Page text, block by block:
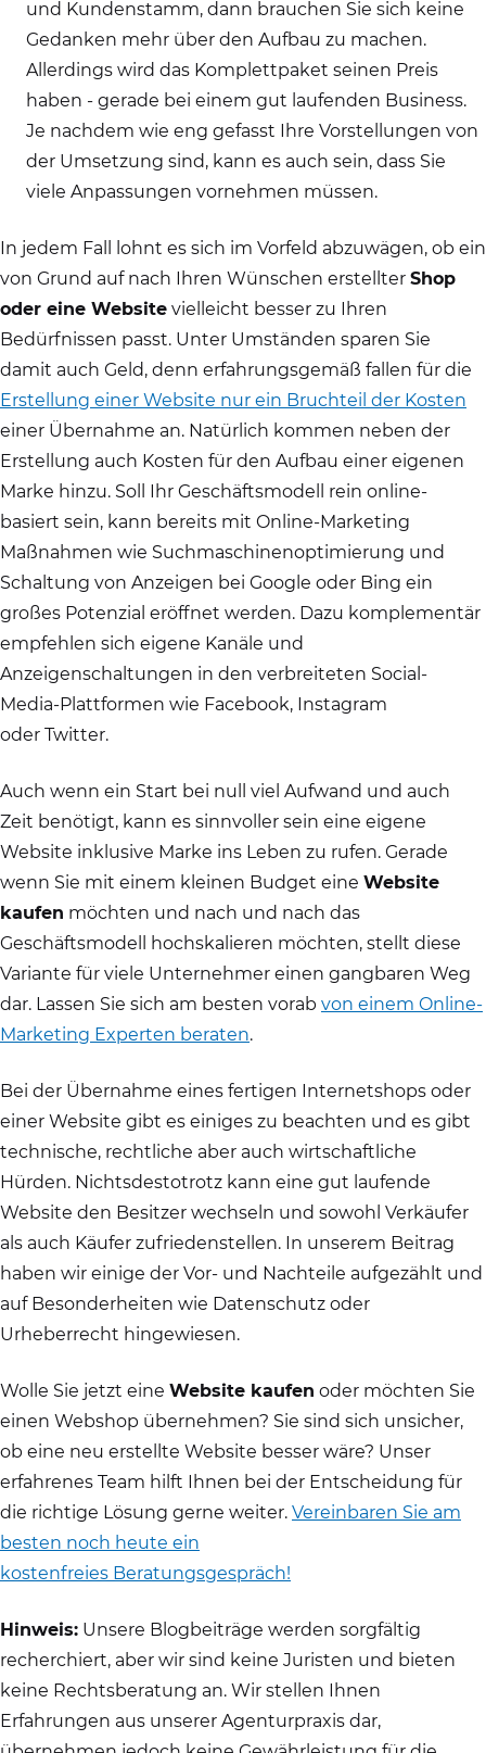
und Kundenstamm, dann brauchen Sie sich keine
Gedanken mehr über den Aufbau zu machen.
Allerdings wird das Komplettpaket seinen Preis
haben - gerade bei einem gut laufenden Business.
Je nachdem wie eng gefasst Ihre Vorstellungen von
der Umsetzung sind, kann es auch sein, dass Sie
viele Anpassungen vornehmen müssen.
In jedem Fall lohnt es sich im Vorfeld abzuwägen, ob ein
von Grund auf nach Ihren Wünschen erstellter Shop
oder eine Website vielleicht besser zu Ihren
Bedürfnissen passt. Unter Umständen sparen Sie
damit auch Geld, denn erfahrungsgemäß fallen für die
Erstellung einer Website nur ein Bruchteil der Kosten
einer Übernahme an. Natürlich kommen neben der
Erstellung auch Kosten für den Aufbau einer eigenen
Marke hinzu. Soll Ihr Geschäftsmodell rein online-
basiert sein, kann bereits mit Online-Marketing
Maßnahmen wie Suchmaschinenoptimierung und
Schaltung von Anzeigen bei Google oder Bing ein
großes Potenzial eröffnet werden. Dazu komplementär
empfehlen sich eigene Kanäle und
Anzeigenschaltungen in den verbreiteten Social-
Media-Plattformen wie Facebook, Instagram
oder Twitter.
Auch wenn ein Start bei null viel Aufwand und auch
Zeit benötigt, kann es sinnvoller sein eine eigene
Website inklusive Marke ins Leben zu rufen. Gerade
wenn Sie mit einem kleinen Budget eine Website
kaufen möchten und nach und nach das
Geschäftsmodell hochskalieren möchten, stellt diese
Variante für viele Unternehmer einen gangbaren Weg
dar. Lassen Sie sich am besten vorab von einem Online-
Marketing Experten beraten.
Bei der Übernahme eines fertigen Internetshops oder
einer Website gibt es einiges zu beachten und es gibt
technische, rechtliche aber auch wirtschaftliche
Hürden. Nichtsdestotrotz kann eine gut laufende
Website den Besitzer wechseln und sowohl Verkäufer
als auch Käufer zufriedenstellen. In unserem Beitrag
haben wir einige der Vor- und Nachteile aufgezählt und
auf Besonderheiten wie Datenschutz oder
Urheberrecht hingewiesen.
Wolle Sie jetzt eine Website kaufen oder möchten Sie
einen Webshop übernehmen? Sie sind sich unsicher,
ob eine neu erstellte Website besser wäre? Unser
erfahrenes Team hilft Ihnen bei der Entscheidung für
die richtige Lösung gerne weiter. Vereinbaren Sie am
besten noch heute ein
kostenfreies Beratungsgespräch!
Hinweis: Unsere Blogbeiträge werden sorgfältig
recherchiert, aber wir sind keine Juristen und bieten
keine Rechtsberatung an. Wir stellen Ihnen
Erfahrungen aus unserer Agenturpraxis dar,